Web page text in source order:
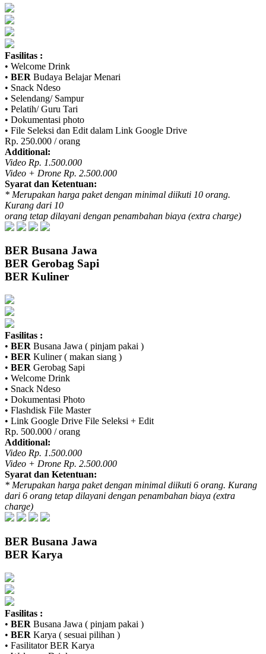
Fasilitas :
• Welcome Drink
• BER Budaya Belajar Menari
• Snack Ndeso
• Selendang/ Sampur
• Pelatih/ Guru Tari
• Dokumentasi photo
• File Seleksi dan Edit dalam Link Google Drive
Rp. 250.000 / orang
Additional:
Video Rp. 1.500.000
Video + Drone Rp. 2.500.000
Syarat dan Ketentuan:
* Merupakan harga paket dengan minimal diikuti 10 orang.
Kurang dari 10
orang tetap dilayani dengan penambahan biaya (extra charge)
BER Busana Jawa
BER Gerobag Sapi
BER Kuliner
Fasilitas :
• BER Busana Jawa ( pinjam pakai )
• BER Kuliner ( makan siang )
• BER Gerobag Sapi
• Welcome Drink
• Snack Ndeso
• Dokumentasi Photo
• Flashdisk File Master
• Link Google Drive File Seleksi + Edit
Rp. 500.000 / orang
Additional:
Video Rp. 1.500.000
Video + Drone Rp. 2.500.000
Syarat dan Ketentuan:
* Merupakan harga paket dengan minimal diikuti 6 orang. Kurang
dari 6 orang tetap dilayani dengan penambahan biaya (extra
charge)
BER Busana Jawa
BER Karya
Fasilitas :
• BER Busana Jawa ( pinjam pakai )
• BER Karya ( sesuai pilihan )
• FasilitatorBER Karya